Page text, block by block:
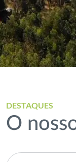
DESTAQUES
O